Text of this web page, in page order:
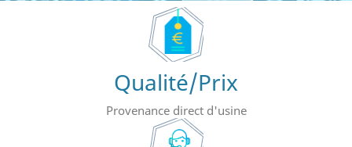
Qualité/Prix
Provenance direct d'usine